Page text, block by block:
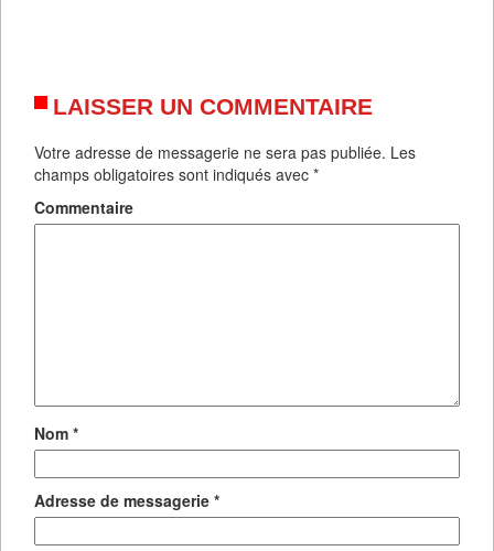
LAISSER UN COMMENTAIRE
Votre adresse de messagerie ne sera pas publiée. Les
champs obligatoires sont indiqués avec *
Commentaire
Nom *
Adresse de messagerie *